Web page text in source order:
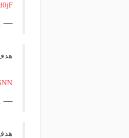
— мυηтαѕєя 🇴🇲 (@MUNTASER_1)
— R.Lampard 🇵🇸 (@LampardAramy)
يذهب لريال مدريد؟.. السيتي يرفض